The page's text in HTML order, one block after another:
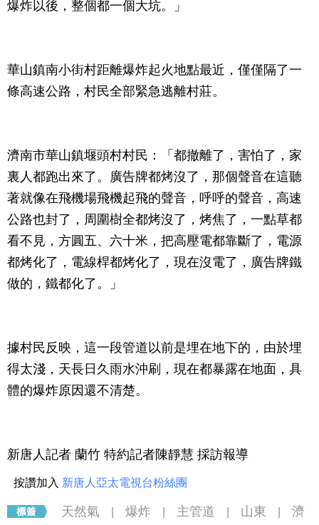
爆炸以後，整個都一個大坑。」
華山鎮南小街村距離爆炸起火地點最近，僅僅隔了一
條高速公路，村民全部緊急逃離村莊。
濟南市華山鎮堰頭村村民：「都撤離了，害怕了，家
裏人都跑出來了。廣告牌都烤沒了，那個聲音在這聽
著就像在飛機場飛機起飛的聲音，呼呼的聲音，高速
公路也封了，周圍樹全都烤沒了，烤焦了，一點草都
看不見，方圓五、六十米，把高壓電都靠斷了，電源
都烤化了，電線桿都烤化了，現在沒電了，廣告牌鐵
做的，鐵都化了。」
據村民反映，這一段管道以前是埋在地下的，由於埋
得太淺，天長日久雨水沖刷，現在都暴露在地面，具
體的爆炸原因還不清楚。
新唐人記者 蘭竹 特約記者陳靜慧 採訪報導
按讚加入 新唐人亞太電視台粉絲團
天然氣 爆炸 主管道 山東
濟